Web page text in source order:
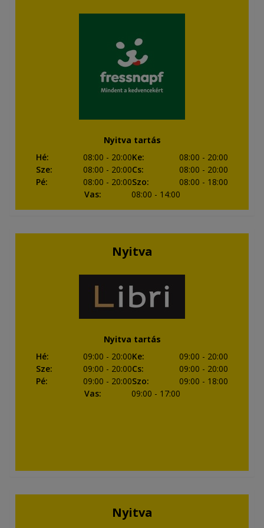
Nyitva tartás
Hé: 08:00 - 20:00Ke: 08:00 - 20:00
Sze: 08:00 - 20:00Cs: 08:00 - 20:00
Pé: 08:00 - 20:00Szo: 08:00 - 18:00
Vas: 08:00 - 14:00
Nyitva
Nyitva tartás
Hé: 09:00 - 20:00Ke: 09:00 - 20:00
Sze: 09:00 - 20:00Cs: 09:00 - 20:00
Pé: 09:00 - 20:00Szo: 09:00 - 18:00
Vas: 09:00 - 17:00
Nyitva